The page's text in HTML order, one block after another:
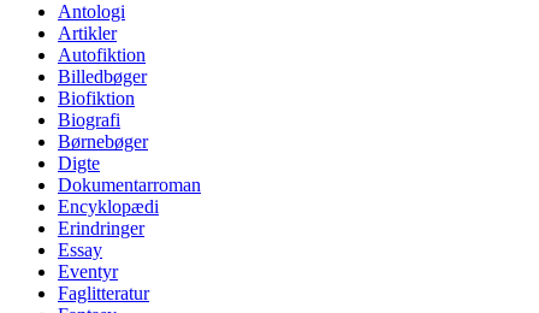
Antologi
Artikler
Autofiktion
Billedbøger
Biofiktion
Biografi
Børnebøger
Digte
Dokumentarroman
Encyklopædi
Erindringer
Essay
Eventyr
Faglitteratur